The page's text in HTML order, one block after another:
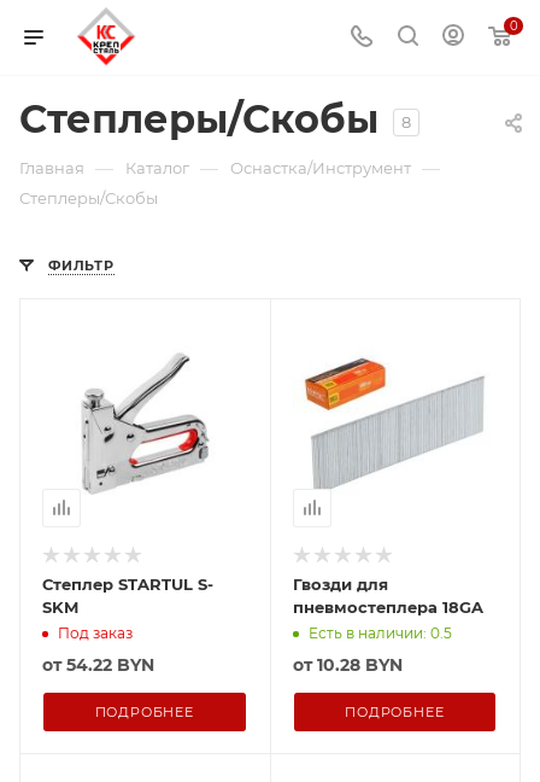
0
Степлеры/Скобы 8
Главная — Каталог — Оснастка/Инструмент —
Степлеры/Скобы
ФИЛЬТР
Степлер STARTUL S-
SKM
Под заказ
от54.22 BYN
ПОДРОБНЕЕ
Гвозди для
пневмостеплера 18GA
Есть в наличии: 0.5
от10.28 BYN
ПОДРОБНЕЕ